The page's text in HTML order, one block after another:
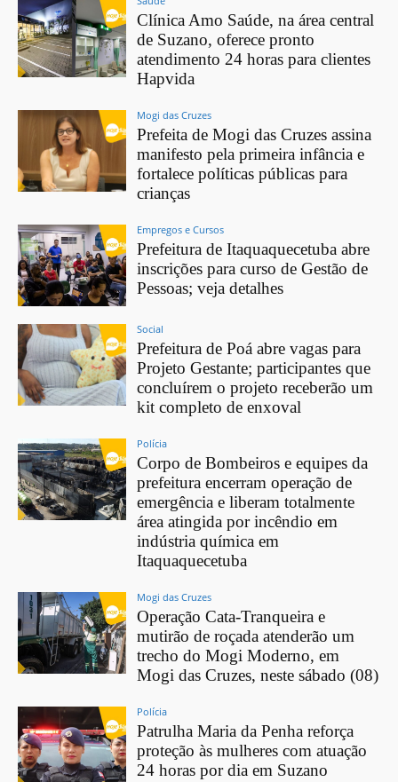
Clínica Amo Saúde, na área central
de Suzano, oferece pronto
atendimento 24 horas para clientes
Hapvida
Mogi das Cruzes
Prefeita de Mogi das Cruzes assina
manifesto pela primeira infância e
fortalece políticas públicas para
crianças
Empregos e Cursos
Prefeitura de Itaquaquecetuba abre
inscrições para curso de Gestão de
Pessoas; veja detalhes
Social
Prefeitura de Poá abre vagas para
Projeto Gestante; participantes que
concluírem o projeto receberão um
kit completo de enxoval
Polícia
Corpo de Bombeiros e equipes da
prefeitura encerram operação de
emergência e liberam totalmente
área atingida por incêndio em
indústria química em
Itaquaquecetuba
Mogi das Cruzes
Operação Cata-Tranqueira e
mutirão de roçada atenderão um
trecho do Mogi Moderno, em
Mogi das Cruzes, neste sábado (08)
Polícia
Patrulha Maria da Penha reforça
proteção às mulheres com atuação
24 horas por dia em Suzano